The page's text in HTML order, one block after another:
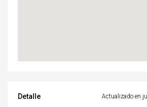
Detalle Actualizado en